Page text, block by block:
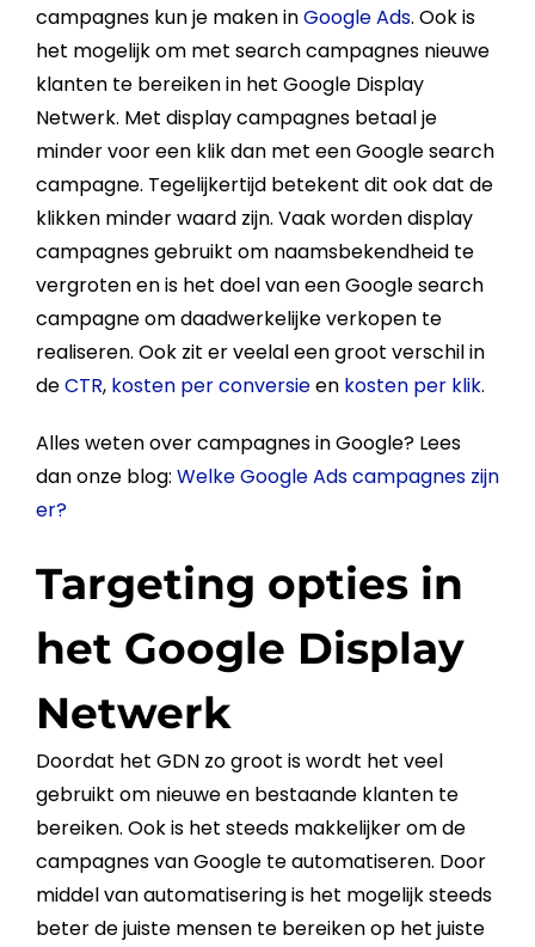
campagnes kun je maken inGoogle Ads. Ook is
het mogelijk om met search campagnes nieuwe
klanten te bereiken in het GoogleDisplay
Netwerk. Met display campagnes betaal je
minder voor een klik dan met eenGooglesearch
campagne. Tegelijkertijd betekent dit ook dat de
klikkenminder waard zijn. Vaak worden display
campagnes gebruikt om naamsbekendheidte
vergroten en is het doel van eenGooglesearch
campagne om daadwerkelijke verkopen te
realiseren. Ook zit er veelal een groot verschil in
deCTR, kosten per conversieen kosten per klik.
Alles weten over campagnes inGoogle? Lees
dan onze blog: Welke Google Ads campagnes zijn
er?
Targeting opties in
het Google Display
Netwerk
Doordat het GDN zo groot is wordt het veel
gebruikt om nieuwe en bestaande klanten te
bereiken. Ook is het steeds makkelijker om de
campagnes vanGooglete automatiseren. Door
middel van automatisering is het mogelijk steeds
beter de juiste mensen te bereiken op het juiste